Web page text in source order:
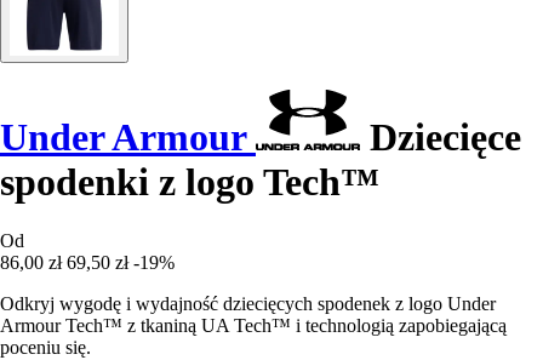
Under Armour
Dziecięce
spodenki z logo Tech™
Od
86,00 zł 69,50 zł -19%
Odkryj wygodę i wydajność dziecięcych spodenek z logo Under
Armour Tech™ z tkaniną UA Tech™ i technologią zapobiegającą
poceniu się.